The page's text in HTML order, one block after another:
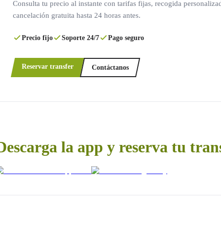
Consulta tu precio al instante con tarifas fijas, recogida
cancelación gratuita hasta 24 horas antes.
Precio fijo Soporte 24/7 Pago seguro
Reservar transfer Contáctanos
la app y reserva tu